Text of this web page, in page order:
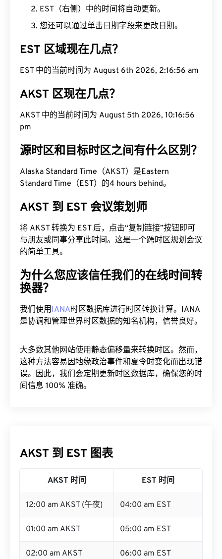
EST（右侧）中的时间将自动更新。
您还可以通过单击日期字段来更改日期。
EST 区域现在几点？
EST 中的当前时间为 August 6th 2026, 2:16:57 am
AKST 区现在几点？
AKST 中的当前时间为 August 5th 2026, 10:16:57
pm
源时区和目标时区之间有什么区别？
Alaska Standard Time（AKST）是Eastern
Standard Time（EST）的4 hours behind。
AKST 到 EST 会议策划师
将 AKST 转换为 EST 后，点击“复制链接”按钮即可
与朋友或同事分享此时间。这是一个跨时区规划会议
的简单工具。
为什么您应该信任我们的在线时间转
换器？
我们使用IANA时区数据库进行时区转换计算。IANA
是协调和管理世界时区数据的知名机构，信誉良好。
大多数其他网站使用静态偏移量来转换时区。然而，
这种方法容易因地缘政治事件和夏令时变化而出现错
误。因此，我们会定期更新时区数据库，确保您的时
间信息 100% 准确。
AKST 到 EST 图表
AKST 时间 EST 时间
12:00 am AKST (午夜) 04:00 am EST
01:00 am AKST 05:00 am EST
02:00 am AKST 06:00 am EST